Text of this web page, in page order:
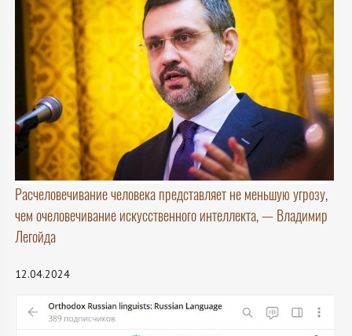
Расчеловечивание человека представляет не меньшую угрозу,
чем очеловечивание искусственного интеллекта, — Владимир
Легойда
12.04.2024